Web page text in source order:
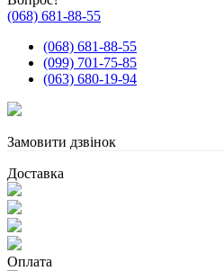
(068) 681-88-55
(068) 681-88-55
(099) 701-75-85
(063) 680-19-94
Замовити дзвінок
Доставка
Оплата